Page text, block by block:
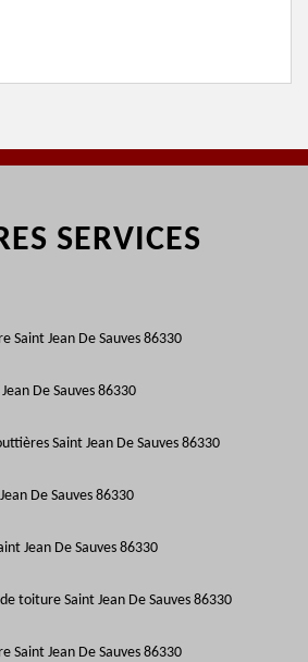
SERVICES
Saint Jean De Sauves 86330
De Sauves 86330
Saint Jean De Sauves 86330
De Sauves 86330
Jean De Sauves 86330
toiture Saint Jean De Sauves 86330
Saint Jean De Sauves 86330